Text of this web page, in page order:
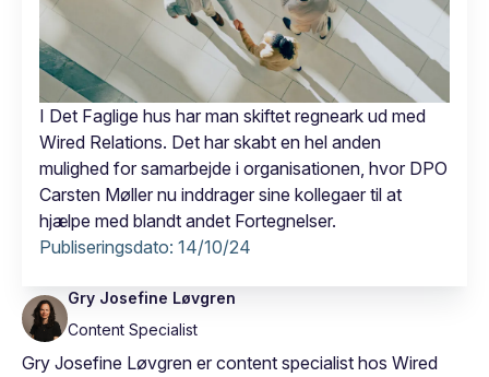
I Det Faglige hus har man skiftet regneark ud med
Wired Relations. Det har skabt en hel anden
mulighed for samarbejde i organisationen, hvor DPO
Carsten Møller nu inddrager sine kollegaer til at
hjælpe med blandt andet Fortegnelser.
Publiseringsdato: 14/10/24
Gry Josefine Løvgren
Content Specialist
Gry Josefine Løvgren er content specialist hos Wired